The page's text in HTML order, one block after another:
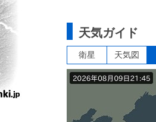
天気ガイド
衛星 天気図